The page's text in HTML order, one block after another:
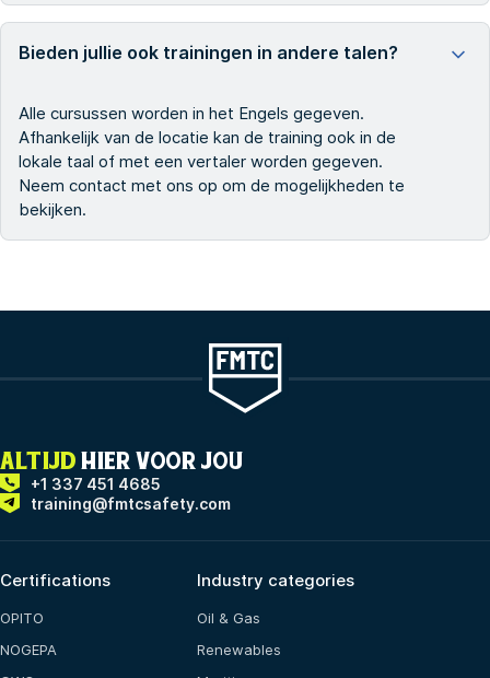
Bieden jullie ook trainingen in andere talen?
Alle cursussen worden in het Engels gegeven.
Afhankelijk van de locatie kan de training ook in de
lokale taal of met een vertaler worden gegeven.
Neem contact met ons op om de mogelijkheden te
bekijken.
ALTIJD HIER VOOR JOU
+1 337 451 4685
training@fmtcsafety.com
Certifications
OPITO
NOGEPA
Industry categories
Oil & Gas
Renewables